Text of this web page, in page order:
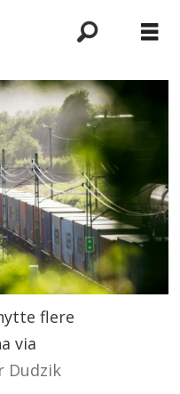
flere
via
Dudzik